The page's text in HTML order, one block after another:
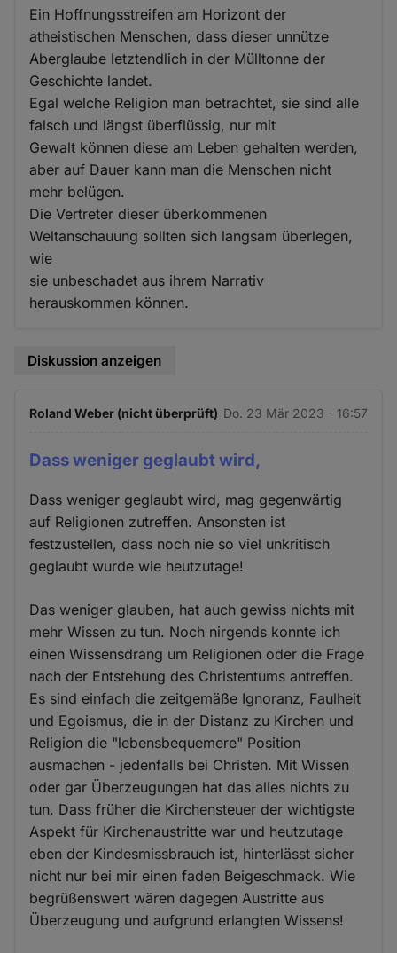
Ein Hoffnungsstreifen am Horizont der
atheistischen Menschen, dass dieser unnütze
Aberglaube letztendlich in der Mülltonne der
Geschichte landet.
Egal welche Religion man betrachtet, sie sind alle
falsch und längst überflüssig, nur mit
Gewalt können diese am Leben gehalten werden,
aber auf Dauer kann man die Menschen nicht
mehr belügen.
Die Vertreter dieser überkommenen
Weltanschauung sollten sich langsam überlegen,
wie
sie unbeschadet aus ihrem Narrativ
herauskommen können.
Diskussion anzeigen
Roland Weber (nicht überprüft) Do. 23 Mär 2023 - 16:57
Dass weniger geglaubt wird,
Dass weniger geglaubt wird, mag gegenwärtig
auf Religionen zutreffen. Ansonsten ist
festzustellen, dass noch nie so viel unkritisch
geglaubt wurde wie heutzutage!
Das weniger glauben, hat auch gewiss nichts mit
mehr Wissen zu tun. Noch nirgends konnte ich
einen Wissensdrang um Religionen oder die Frage
nach der Entstehung des Christentums antreffen.
Es sind einfach die zeitgemäße Ignoranz, Faulheit
und Egoismus, die in der Distanz zu Kirchen und
Religion die "lebensbequemere" Position
ausmachen - jedenfalls bei Christen. Mit Wissen
oder gar Überzeugungen hat das alles nichts zu
tun. Dass früher die Kirchensteuer der wichtigste
Aspekt für Kirchenaustritte war und heutzutage
eben der Kindesmissbrauch ist, hinterlässt sicher
nicht nur bei mir einen faden Beigeschmack. Wie
begrüßenswert wären dagegen Austritte aus
Überzeugung und aufgrund erlangten Wissens!